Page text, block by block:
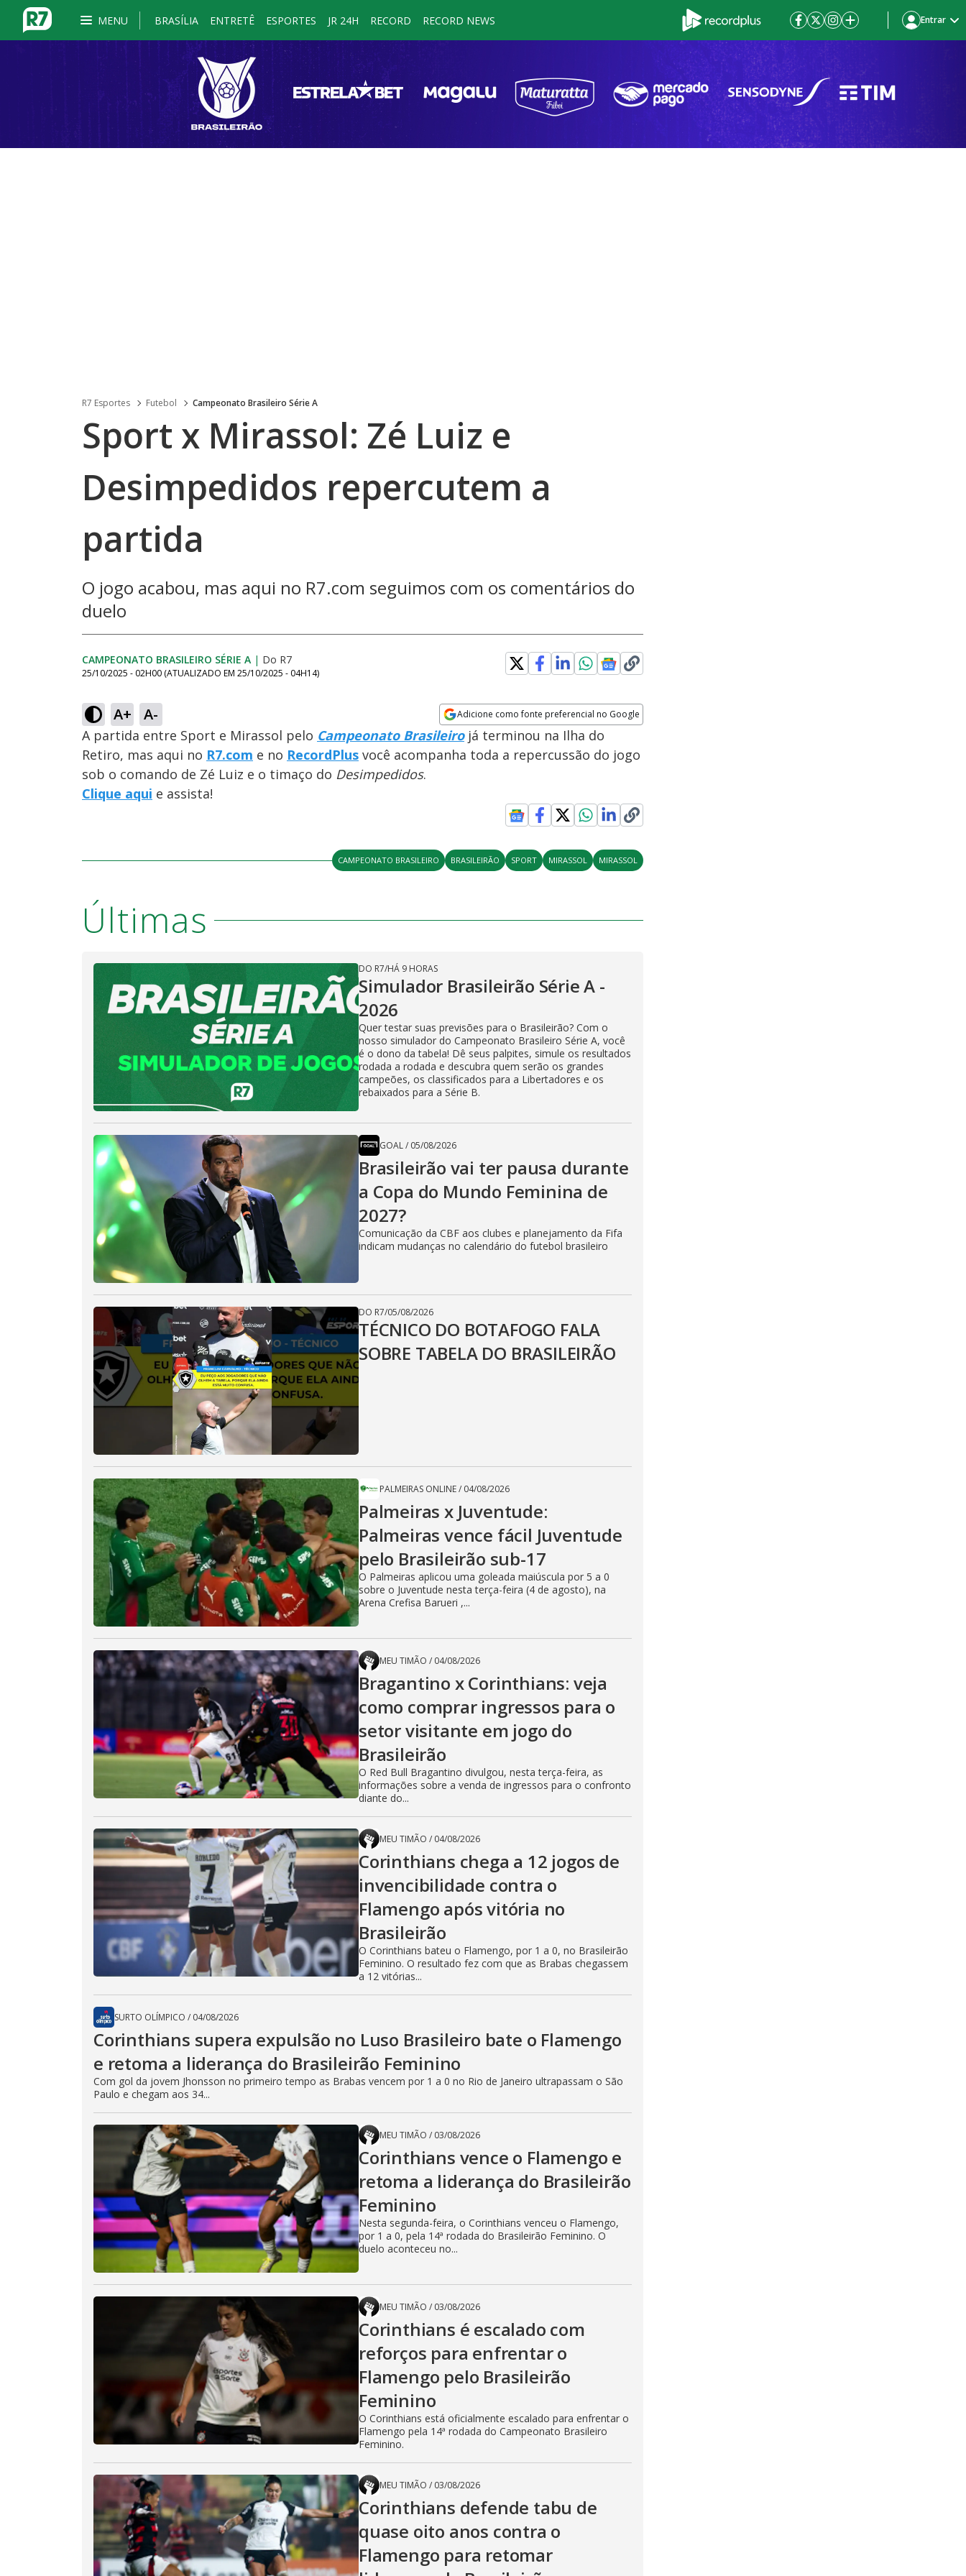
MENU BRASÍLIA ENTRETÊ ESPORTES JR 24H RECORD RECORD NEWS Entrar
R7 Esportes Futebol Campeonato Brasileiro Série A
Sport x Mirassol: Zé Luiz e
Desimpedidos repercutem a
partida
O jogo acabou, mas aqui no R7.com seguimos com os comentários do
duelo
CAMPEONATO BRASILEIRO SÉRIE A | Do R7
25/10/2025 - 02H00 (ATUALIZADO EM 25/10/2025 - 04H14)
A+ A- Adicione como fonte preferencial no Google
Opens in new window
A partida entre Sport e Mirassol pelo Campeonato Brasileirojá terminou na Ilha do
Retiro, mas aqui no R7.com e no RecordPlus você acompanha toda a repercussão do jogo
sob o comando de Zé Luiz e o timaço do Desimpedidos.
Clique aqui e assista!
CAMPEONATO BRASILEIRO BRASILEIRÃO SPORT MIRASSOL MIRASSOL
Últimas
DO R7/HÁ 9 HORAS
Simulador Brasileirão Série A -
2026
Quer testar suas previsões para o Brasileirão? Com o
nosso simulador do Campeonato Brasileiro Série A, você
é o dono da tabela! Dê seus palpites, simule os resultados
rodada a rodada e descubra quem serão os grandes
campeões, os classificados para a Libertadores e os
rebaixados para a Série B.
GOAL/ 05/08/2026
Brasileirão vai ter pausa durante
a Copa do Mundo Feminina de
2027?
Comunicação da CBF aos clubes e planejamento da Fifa
indicam mudanças no calendário do futebol brasileiro
DO R7/05/08/2026
TÉCNICO DO BOTAFOGO FALA
SOBRE TABELA DO BRASILEIRÃO
PALMEIRAS ONLINE/ 04/08/2026
Palmeiras x Juventude:
Palmeiras vence fácil Juventude
pelo Brasileirão sub-17
O Palmeiras aplicou uma goleada maiúscula por 5 a 0
sobre o Juventude nesta terça-feira (4 de agosto), na
Arena Crefisa Barueri ,...
MEU TIMÃO / 04/08/2026
Bragantino x Corinthians: veja
como comprar ingressos para o
setor visitante em jogo do
Brasileirão
O Red Bull Bragantino divulgou, nesta terça-feira, as
informações sobre a venda de ingressos para o confronto
diante do...
MEU TIMÃO / 04/08/2026
Corinthians chega a 12 jogos de
invencibilidade contra o
Flamengo após vitória no
Brasileirão
O Corinthians bateu o Flamengo, por 1 a 0, no Brasileirão
Feminino. O resultado fez com que as Brabas chegassem
a 12 vitórias...
SURTO OLÍMPICO / 04/08/2026
Corinthians supera expulsão no Luso Brasileiro bate o Flamengo
e retoma a liderança do Brasileirão Feminino
Com gol da jovem Jhonsson no primeiro tempo as Brabas vencem por 1 a 0 no Rio de Janeiro ultrapassam o São
Paulo e chegam aos 34...
MEU TIMÃO / 03/08/2026
Corinthians vence o Flamengo e
retoma a liderança do Brasileirão
Feminino
Nesta segunda-feira, o Corinthians venceu o Flamengo,
por 1 a 0, pela 14ª rodada do Brasileirão Feminino. O
duelo aconteceu no...
MEU TIMÃO / 03/08/2026
Corinthians é escalado com
reforços para enfrentar o
Flamengo pelo Brasileirão
Feminino
O Corinthians está oficialmente escalado para enfrentar o
Flamengo pela 14ª rodada do Campeonato Brasileiro
Feminino.
MEU TIMÃO / 03/08/2026
Corinthians defende tabu de
quase oito anos contra o
Flamengo para retomar